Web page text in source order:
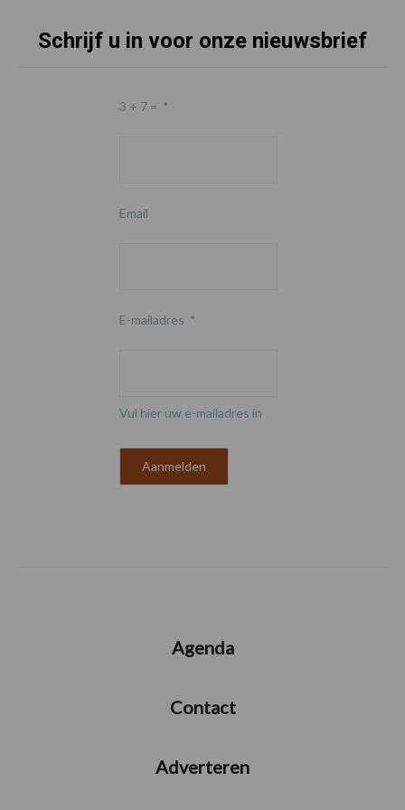
Schrijf u in voor onze nieuwsbrief
3 + 7 = *
Email
E-mailadres *
Vul hier uw e-mailadres in
Agenda
Contact
Adverteren